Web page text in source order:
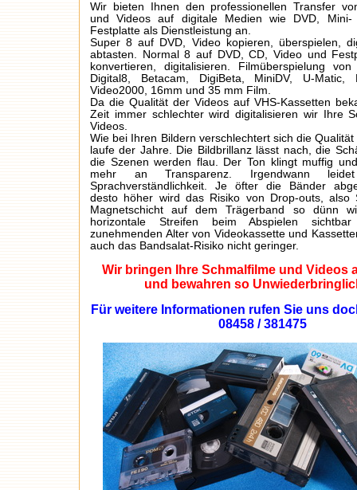
Wir bieten Ihnen den professionellen Transfer
und Videos auf digitale Medien wie DVD, Mini-
Festplatte als Dienstleistung an.
Super 8 auf DVD, Video kopieren, überspielen,
abtasten. Normal 8 auf DVD, CD, Video und
konvertieren, digitalisieren. Filmüberspielung
Digital8, Betacam, DigiBeta, MiniDV, U-Matic,
Video2000, 16mm und 35 mm Film.
Da die Qualität der Videos auf VHS-Kassetten
Zeit immer schlechter wird digitalisieren wir Ihre
Videos.
Wie bei Ihren Bildern verschlechtert sich die
laufe der Jahre. Die Bildbrillanz lässt nach, die
die Szenen werden flau. Der Ton klingt muffig
mehr an Transparenz. Irgendwann
Sprachverständlichkeit. Je öfter die Bänder
desto höher wird das Risiko von Drop-outs, also
Magnetschicht auf dem Trägerband so dünn
horizontale Streifen beim Abspielen
zunehmenden Alter von Videokassette und
auch das Bandsalat-Risiko nicht geringer.
Wir bringen Ihre Schmalfilme und Videos
und bewahren so
Für weitere Informationen rufen Sie uns
08458 / 381475